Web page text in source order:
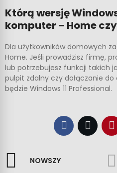
Którą wersję
komputer – Home
Dla użytkowników domowych
Home. Jeśli prowadzisz firmę,
lub potrzebujesz funkcji takich
pulpit zdalny czy dołączanie
będzie Windows 11 Professional.
NOWSZY